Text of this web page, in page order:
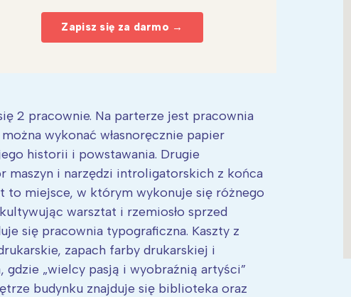
Zapisz się za darmo →
2 pracownie. Na parterze jest pracownia
wykonać własnoręcznie papier
historii i powstawania. Drugie
maszyn i narzędzi introligatorskich z końca
to miejsce, w którym wykonuje się różnego
warsztat i rzemiosło sprzed
się pracownia typograficzna. Kaszty z
zapach farby drukarskiej i
gdzie „wielcy pasją i wyobraźnią artyści”
budynku znajduje się biblioteka oraz